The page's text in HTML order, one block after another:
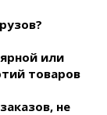
или
товаров
не